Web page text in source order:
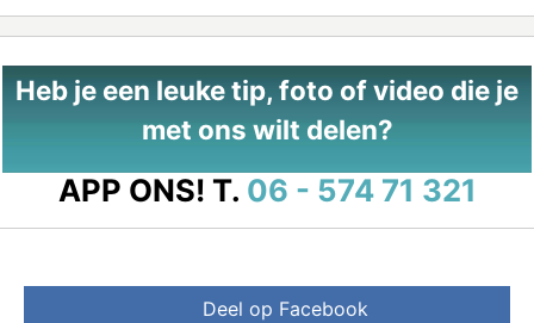
Heb je een leuke tip, foto of video die je
met ons wilt delen?
APP ONS! T. 06 - 574 71 321
Deel op Facebook